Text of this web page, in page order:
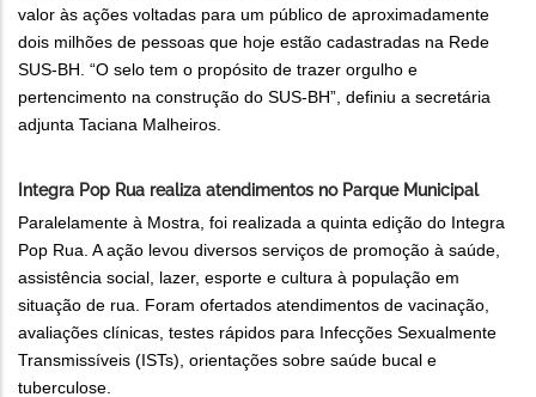
valor às ações voltadas para um público de aproximadamente
dois milhões de pessoas que hoje estão cadastradas na Rede
SUS-BH. “O selo tem o propósito de trazer orgulho e
pertencimento na construção do SUS-BH”, definiu a secretária
adjunta Taciana Malheiros.
Integra Pop Rua realiza atendimentos no Parque Municipal
Paralelamente à Mostra, foi realizada a quinta edição do Integra
Pop Rua. A ação levou diversos serviços de promoção à saúde,
assistência social, lazer, esporte e cultura à população em
situação de rua. Foram ofertados atendimentos de vacinação,
avaliações clínicas, testes rápidos para Infecções Sexualmente
Transmissíveis (ISTs), orientações sobre saúde bucal e
tuberculose.